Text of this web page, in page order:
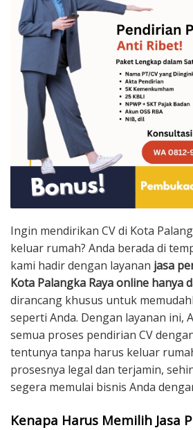
Ingin mendirikan CV di Kota
keluar rumah? Anda berada di
kami hadir dengan layanan jasa
Kota Palangka Raya online hanya
dirancang khusus untuk
seperti Anda. Dengan layanan ini,
semua proses pendirian CV
tentunya tanpa harus keluar
prosesnya legal dan terjamin,
segera memulai bisnis Anda
Kenapa Harus Memilih Jasa